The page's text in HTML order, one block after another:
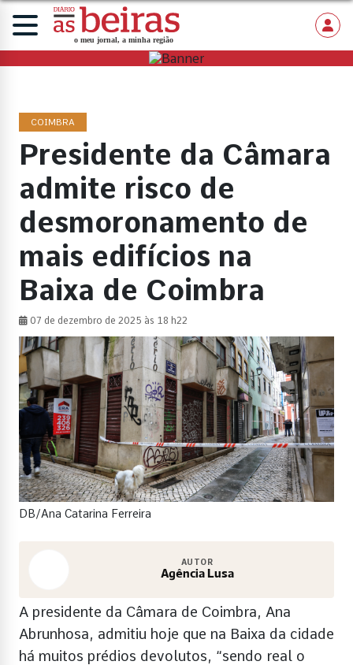
COIMBRA
Presidente da Câmara
admite risco de
desmoronamento de
mais edifícios na
Baixa de Coimbra
07 de dezembro de 2025 às 18 h22
DB/Ana Catarina Ferreira
AUTOR
Agência Lusa
A presidente da Câmara de Coimbra, Ana
Abrunhosa, admitiu hoje que na Baixa da cidade
há muitos prédios devolutos, “sendo real o